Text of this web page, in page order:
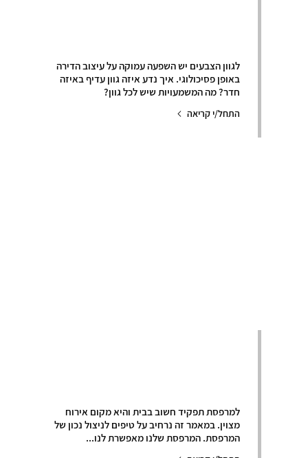
לגוון הצבעים יש השפעה עמוקה על עיצוב הדירה
באופן פסיכולוגי. איך נדע איזה גוון עדיף באיזה
חדר? מה המשמעויות שיש לכל גוון?
התחל/י קריאה
למרפסת תפקיד חשוב בבית והיא מקום אירוח
מצוין. במאמר זה נרחיב על טיפים לניצול נכון של
המרפסת. המרפסת שלנו מאפשרת לנו...